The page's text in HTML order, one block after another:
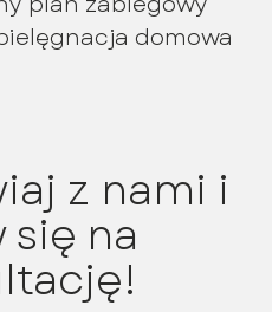
domowa
z nami i
na